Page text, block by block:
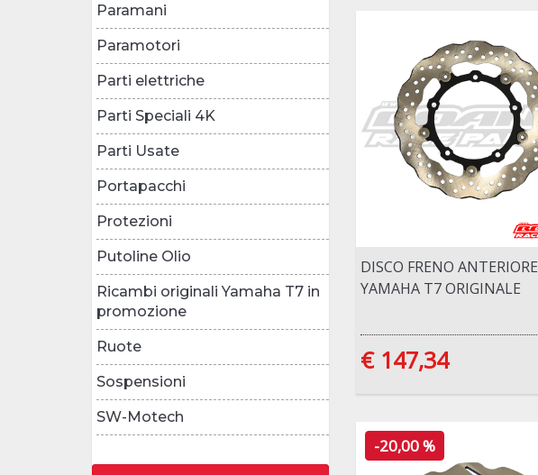
Paramani
Paramotori
Parti elettriche
Parti Speciali 4K
Parti Usate
Portapacchi
Protezioni
Putoline Olio
Ricambi originali Yamaha T7 in
promozione
Ruote
Sospensioni
SW-Motech
DISCO FRENO ANTERIORE
YAMAHA T7 ORIGINALE
€ 147,34
-20,00 %